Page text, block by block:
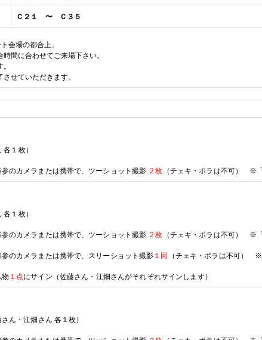
Ｃ２１ 〜 Ｃ３５
会場の都合上、
間に合わせてご来場下さい。
せていただきます。
１枚）
参のカメラまたは携帯で、ツーショット撮影 ２枚 （チェキ・ポラは不可） ※ 「
１枚）
参のカメラまたは携帯で、 ツーショット撮影 ２枚 （チェキ・ポラは不可） ※ 「
参のカメラまたは携帯で、スリーショット撮影 １回 （チェキ・ポラは不可） ※
物 １点にサイン （佐藤さん・江畑さんがそれぞれサインします）
さん・江畑さん 各１枚）